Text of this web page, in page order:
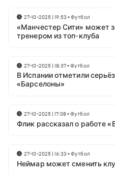
27-10-2025 | 19:53 •Футбол
«Манчестер Сити» может
тренером из топ-клуба
27-10-2025 | 18:37•Футбол
В Испании отметили
«Барселоны»
27-10-2025 | 17:08•Футбол
Флик рассказал о работе
27-10-2025 | 16:33 •Футбол
Неймар может сменить